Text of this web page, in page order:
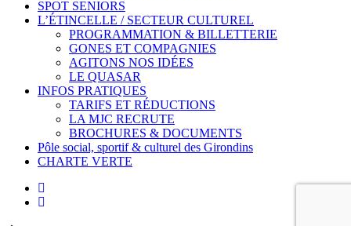
SPOT SENIORS
L’ÉTINCELLE / SECTEUR CULTUREL
PROGRAMMATION & BILLETTERIE
GONES ET COMPAGNIES
AGITONS NOS IDÉES
LE QUASAR
INFOS PRATIQUES
TARIFS ET RÉDUCTIONS
LA MJC RECRUTE
BROCHURES & DOCUMENTS
Pôle social, sportif & culturel des Girondins
CHARTE VERTE
facebook
instagram